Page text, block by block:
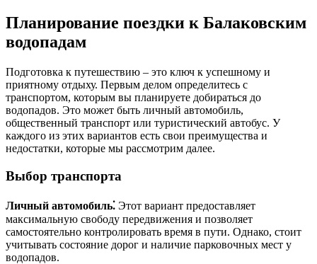
Планирование поездки к Балаковским
водопадам
Подготовка к путешествию ‒ это ключ к успешному и
приятному отдыху. Первым делом определитесь с
транспортом, которым вы планируете добираться до
водопадов. Это может быть личный автомобиль,
общественный транспорт или туристический автобус. У
каждого из этих вариантов есть свои преимущества и
недостатки, которые мы рассмотрим далее.
Выбор транспорта
Личный автомобиль⁚ Этот вариант предоставляет
максимальную свободу передвижения и позволяет
самостоятельно контролировать время в пути. Однако, стоит
учитывать состояние дорог и наличие парковочных мест у
водопадов.